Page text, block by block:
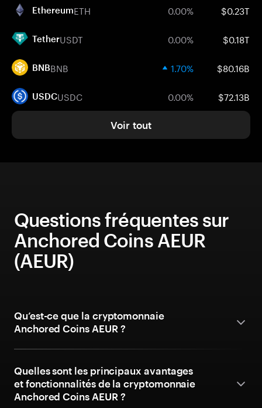
EthereumETH 0.00% $0.23T
TetherUSDT 0.00% $0.18T
BNBBNB 1.70% $80.16B
USDCUSDC 0.00% $72.13B
Voir tout
Questions fréquentes sur
Anchored Coins AEUR
(AEUR)
Qu’est-ce que la cryptomonnaie
Anchored Coins AEUR ?
Quelles sont les principaux avantages
et fonctionnalités de la cryptomonnaie
Anchored Coins AEUR ?